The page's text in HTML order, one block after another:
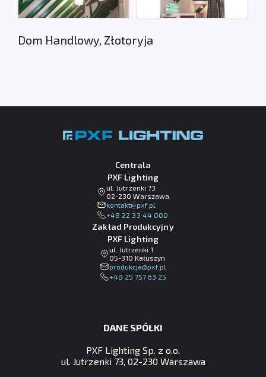
Dom Handlowy, Złotoryja
Centrala
PXF Lighting
ul. Jutrzenki 73
02-230 Warszawa
lp.fxp@tkatnok
+48 22 33 44 000
Zakład Produkcyjny
PXF Lighting
ul. Jutrzenki 1
05-310 Kałuszyn
lp.fxp@ajckudorp
+48 25 757 63 25
DANE SPÓŁKI
PXF Lighting Sp. z o.o.
ul. Jutrzenki 73, 02-230 Warszawa